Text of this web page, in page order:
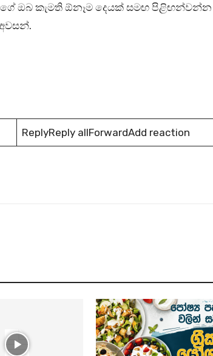
ඔබ කැමති ඕනෑම දෙයක් සමඟ පිළිඟන්වන්න
ReplyReply allForwardAdd reaction